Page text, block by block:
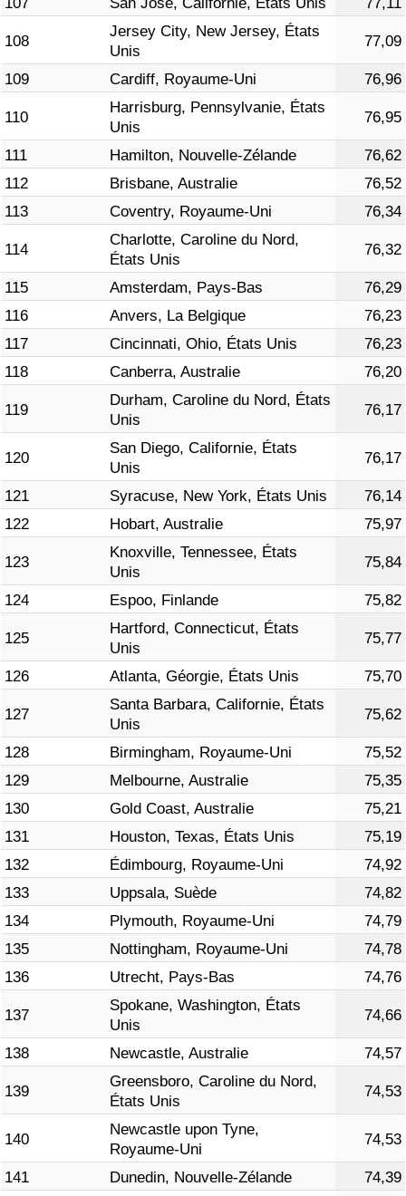
107
San Jose, Californie, États Unis 77,11
108
Jersey City, New Jersey, États
Unis
77,09
109 Cardiff, Royaume-Uni 76,96
110
Harrisburg, Pennsylvanie, États
Unis
76,95
111 Hamilton, Nouvelle-Zélande
76,62
112
Brisbane, Australie
76,52
113
Coventry, Royaume-Uni 76,34
114
Charlotte, Caroline du Nord,
États Unis
76,32
115 Amsterdam, Pays-Bas
76,29
116
Anvers, La Belgique
76,23
117
Cincinnati, Ohio, États Unis
76,23
118
Canberra, Australie 76,20
119
Durham, Caroline du Nord, États
Unis
76,17
120
San Diego, Californie, États
Unis
76,17
121 Syracuse, New York, États Unis
76,14
122
Hobart, Australie 75,97
123
Knoxville, Tennessee, États
Unis
75,84
124 Espoo, Finlande 75,82
125
Hartford, Connecticut, États
Unis
75,77
126 Atlanta, Géorgie, États Unis 75,70
127
Santa Barbara, Californie, États
Unis
75,62
128 Birmingham, Royaume-Uni
75,52
129
Melbourne, Australie
75,35
130
Gold Coast, Australie
75,21
131
Houston, Texas, États Unis
75,19
132
Édimbourg, Royaume-Uni
74,92
133
Uppsala, Suède
74,82
134
Plymouth, Royaume-Uni
74,79
135
Nottingham, Royaume-Uni
74,78
136
Utrecht, Pays-Bas 74,76
137
Spokane, Washington, États
Unis
74,66
138 Newcastle, Australie 74,57
139
Greensboro, Caroline du Nord,
États Unis
74,53
140
Newcastle upon Tyne,
Royaume-Uni
74,53
141 Dunedin, Nouvelle-Zélande
74,39